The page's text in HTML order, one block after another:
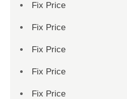
Fix Price
Fix Price
Fix Price
Fix Price
Fix Price